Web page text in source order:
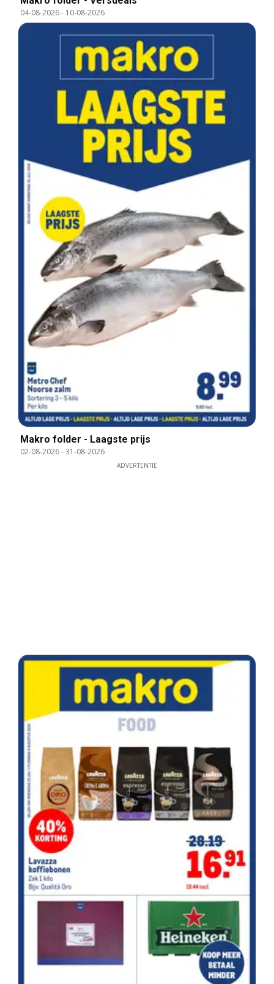
04-08-2026- 10-08-2026
Makro folder - Laagste prijs
02-08-2026-31-08-2026
ADVERTENTIE